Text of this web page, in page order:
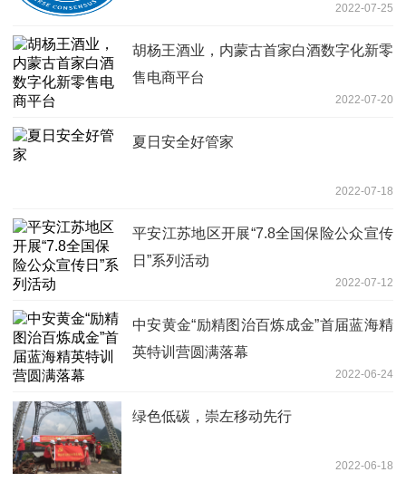
2022-07-25
胡杨王酒业，内蒙古首家白酒数字化新零
售电商平台
2022-07-20
夏日安全好管家
2022-07-18
平安江苏地区开展“7.8全国保险公众宣传
日”系列活动
2022-07-12
中安黄金“励精图治百炼成金”首届蓝海精
英特训营圆满落幕
2022-06-24
绿色低碳，崇左移动先行
2022-06-18